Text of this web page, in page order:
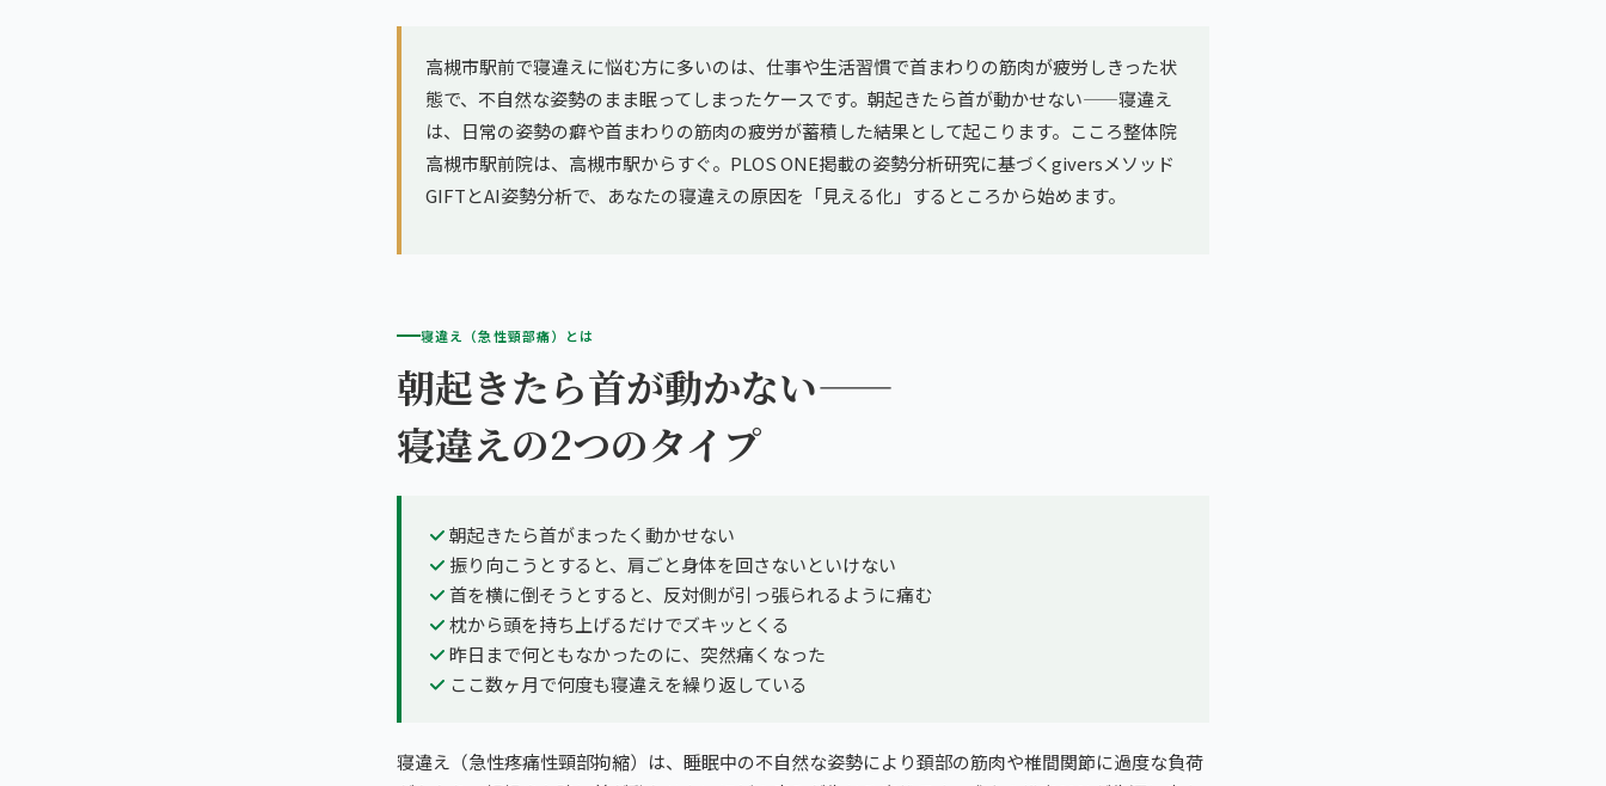
高槻市駅前で寝違えに悩む方に多いのは、仕事や生活習慣で首まわりの筋肉が疲労しきった状
態で、不自然な姿勢のまま眠ってしまったケースです。朝起きたら首が動かせない——寝違え
は、日常の姿勢の癖や首まわりの筋肉の疲労が蓄積した結果として起こります。こころ整体院
高槻市駅前院は、高槻市駅からすぐ。PLOS ONE掲載の姿勢分析研究に基づくgiversメソッド
GIFTとAI姿勢分析で、あなたの寝違えの原因を「見える化」するところから始めます。
寝違え（急性頸部痛）とは
朝起きたら首が動かない——
寝違えの2つのタイプ
朝起きたら首がまったく動かせない
振り向こうとすると、肩ごと身体を回さないといけない
首を横に倒そうとすると、反対側が引っ張られるように痛む
枕から頭を持ち上げるだけでズキッとくる
昨日まで何ともなかったのに、突然痛くなった
ここ数ヶ月で何度も寝違えを繰り返している
寝違え（急性疼痛性頸部拘縮）は、睡眠中の不自然な姿勢により頚部の筋肉や椎間関節に過度な負荷